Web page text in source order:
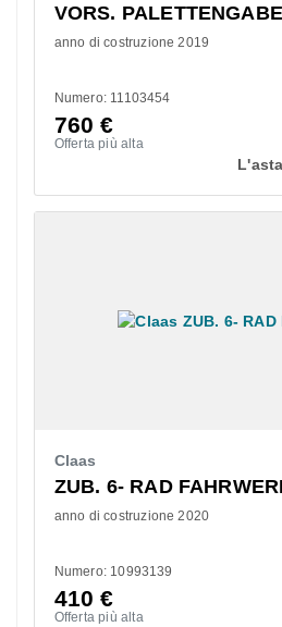
VORS.
anno di costruzione 2019
Numero: 11103454
760€
Offerta più alta
Claas
ZUB. 6- RAD
anno di costruzione 2020
Numero: 10993139
410€
Offerta più alta